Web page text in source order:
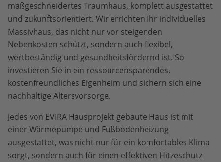
maßgeschneidertes Traumhaus, komplett ausgestattet
und zukunftsorientiert. Wir errichten Ihr individuelles
Massivhaus, das nicht nur vor steigenden
Nebenkosten schützt, sondern auch flexibel,
wertbeständig und gesundheitsfördernd ist. So
investieren Sie in ein ressourcensparendes,
kostenfreundliches Eigenheim und sichern sich eine
nachhaltige Altersvorsorge.
Jedes von EVIRA Hausprojekt gebaute Haus ist mit
einer Wärmepumpe und Fußbodenheizung
ausgestattet, was nicht nur für ein komfortables Klima
sorgt, sondern auch für einen effektiven Hitzeschutz